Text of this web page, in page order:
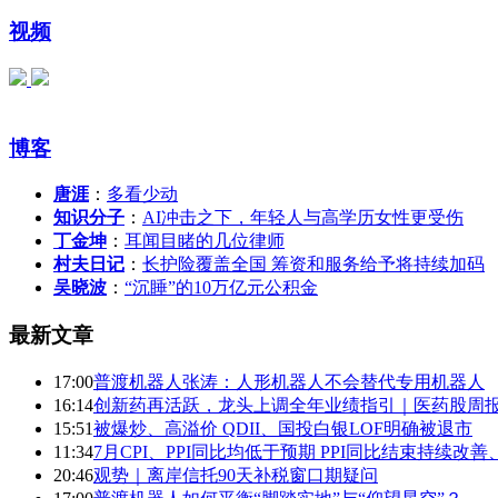
视频
博客
唐涯 ： 多看少动
知识分子 ： AI冲击之下，年轻人与高学历女性更受伤
丁金坤 ： 耳闻目睹的几位律师
村夫日记 ： 长护险覆盖全国 筹资和服务给予将持续加码
吴晓波 ： “沉睡”的10万亿元公积金
最新文章
17:00普渡机器人张涛：人形机器人不会替代专用机器人
16:14创新药再活跃，龙头上调全年业绩指引｜医药股周
15:51被爆炒、高溢价 QDII、国投白银LOF明确被退市
11:347月CPI、PPI同比均低于预期 PPI同比结束持续改善
20:46观势｜离岸信托90天补税窗口期疑问